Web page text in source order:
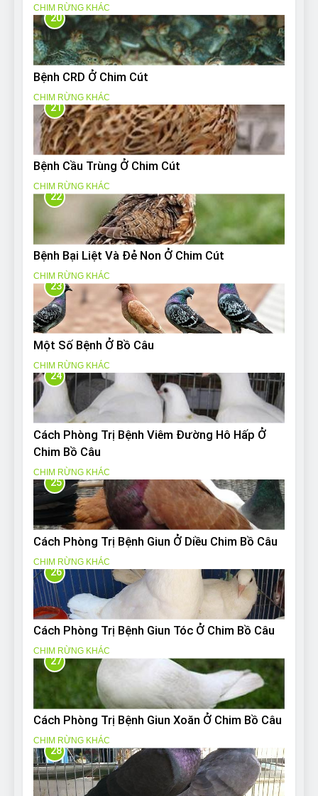
CHIM RỪNG KHÁC
20
Bệnh CRD Ở Chim Cút
CHIM RỪNG KHÁC
21
Bệnh Cầu Trùng Ở Chim Cút
CHIM RỪNG KHÁC
22
Bệnh Bại Liệt Và Đẻ Non Ở Chim Cút
CHIM RỪNG KHÁC
23
Một Số Bệnh Ở Bồ Câu
CHIM RỪNG KHÁC
24
Cách Phòng Trị Bệnh Viêm Đường Hô Hấp Ở
Chim Bồ Câu
CHIM RỪNG KHÁC
25
Cách Phòng Trị Bệnh Giun Ở Diều Chim Bồ Câu
CHIM RỪNG KHÁC
26
Cách Phòng Trị Bệnh Giun Tóc Ở Chim Bồ Câu
CHIM RỪNG KHÁC
27
Cách Phòng Trị Bệnh Giun Xoăn Ở Chim Bồ Câu
CHIM RỪNG KHÁC
28